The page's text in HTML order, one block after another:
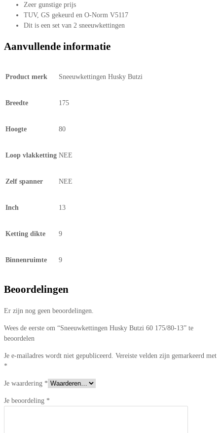
Zeer gunstige prijs
TUV, GS gekeurd en O-Norm V5117
Dit is een set van 2 sneeuwkettingen
Aanvullende informatie
Product merk Sneeuwkettingen Husky Butzi
Breedte 175
Hoogte 80
Loop vlakketting NEE
Zelf spanner NEE
Inch 13
Ketting dikte 9
Binnenruimte 9
Beoordelingen
Er zijn nog geen beoordelingen.
Wees de eerste om “Sneeuwkettingen Husky Butzi 60 175/80-13” te
beoordelen
Je e-mailadres wordt niet gepubliceerd. Vereiste velden zijn gemarkeerd met
*
Je waardering *
Je beoordeling *